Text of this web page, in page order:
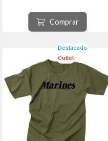
Comprar
Destacado
Outlet